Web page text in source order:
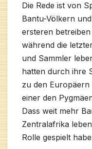
Die Rede ist von
Bantu-Völkern
ersteren
während die
und Sammler
hatten durch ihre
zu den
einer den
Dass weit mehr
Zentralafrika
Rolle gespielt